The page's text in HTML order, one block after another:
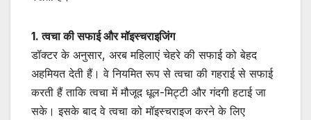
1. त्वचा की सफाई और मॉइस्चराइजिंग
डॉक्टर के अनुसार, अरब महिलाएं चेहरे की सफाई को बेहद
अहमियत देती हैं। वे नियमित रूप से त्वचा की गहराई से सफाई
करती हैं ताकि त्वचा में मौजूद धूल-मिट्टी और गंदगी हटाई जा
सके। इसके बाद वे त्वचा को मॉइस्चराइज करने के लिए